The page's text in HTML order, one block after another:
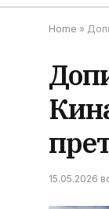
Home »
15.05.2026